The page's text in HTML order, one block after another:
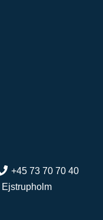
+45 73 70 70 40